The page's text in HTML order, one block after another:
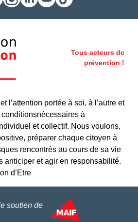
Tous acteurs de
prévention !
l’attention portée à soi, à l’autre et
à
et collectif. Nous voulons,
préparer chaque citoyen à
rencontrés au cours de sa vie
anticiper et agir en responsabilité.
d’Etre
soutien de